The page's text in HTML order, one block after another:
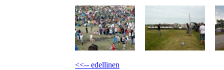
<<-- edellinen